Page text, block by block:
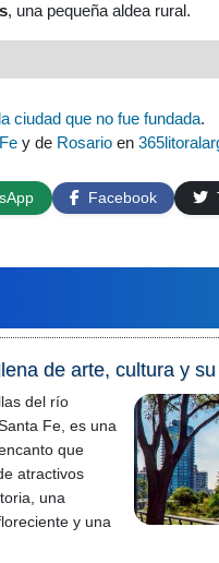
, una pequeña aldea rural.
ciudad que no fue fundada.
y de Rosario en
Facebook
de arte, cultura y
del río
Fe, es una
que
atractivos
una
y una